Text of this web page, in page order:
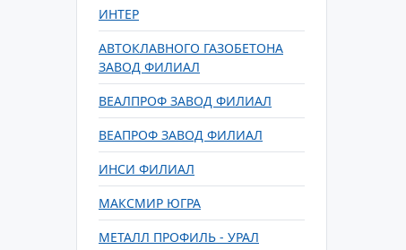
ИНТЕР
АВТОКЛАВНОГО ГАЗОБЕТОНА
ЗАВОД ФИЛИАЛ
ВЕАЛПРОФ ЗАВОД ФИЛИАЛ
ВЕАПРОФ ЗАВОД ФИЛИАЛ
ИНСИ ФИЛИАЛ
МАКСМИР ЮГРА
МЕТАЛЛ ПРОФИЛЬ - УРАЛ